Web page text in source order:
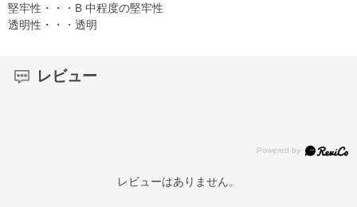
堅牢性・・・B 中程度の堅牢性
透明性・・・透明
レビュー
レビューはありません。